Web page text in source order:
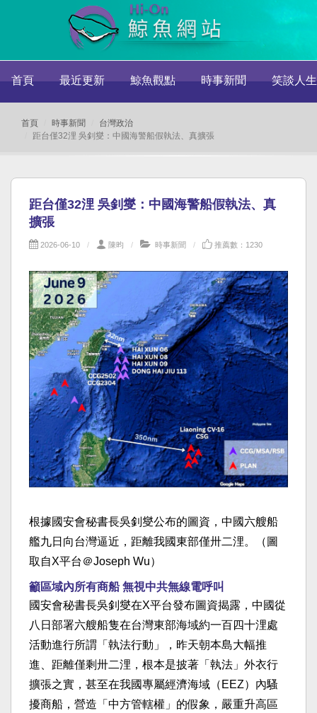
首頁 最近更新 鯨魚觀點 時事新聞 笑談人生
首頁 時事新聞
台灣政治
距台僅32浬 吳釗燮：中國海警船假執法、真擴張
距台僅32浬 吳釗燮：中國海警船假執法、真
擴張
2026-06-10 陳昀 時事新聞 推薦數：1230
根據國安會秘書長吳釗燮公布的圖資，中國六艘船
艦九日向台灣逼近，距離我國東部僅卅二浬。（圖
取自X平台＠Joseph Wu）
籲區域內所有商船 無視中共無線電呼叫
國安會秘書長吳釗燮在X平台發布圖資揭露，中國從
八日部署六艘船隻在台灣東部海域約一百四十浬處
活動進行所謂「執法行動」，昨天朝本島大幅推
進、距離僅剩卅二浬，根本是披著「執法」外衣行
擴張之實，甚至在我國專屬經濟海域（EEZ）內騷
擾商船，營造「中方管轄權」的假象，嚴重升高區